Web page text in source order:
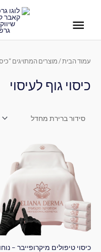
ראשי
עמוד הבית/ מוצרים המתויגים
כיסוי גוף לעיסוי
כיסוי טיפולים מיקרופייבר –